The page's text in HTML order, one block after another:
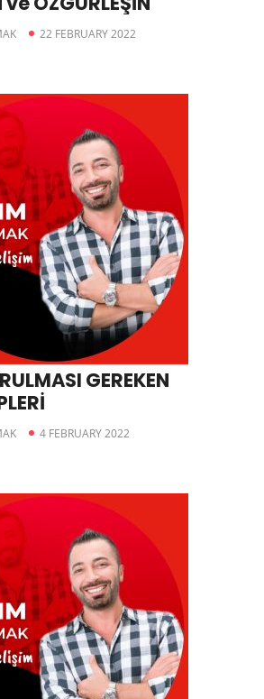
22 FEBRUARY 2022
GEREKEN
4 FEBRUARY 2022